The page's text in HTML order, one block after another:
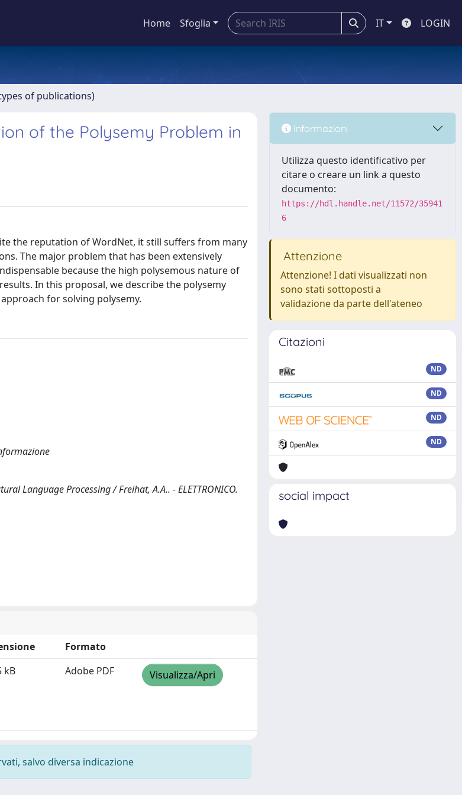
Home Sfoglia IT LOGIN
of publications)
of the Polysemy Problem in
the reputation of WordNet, it still suffers from many
The major problem that has been extensively
because the high polysemous nature of
In this proposal, we describe the polysemy
for solving polysemy.
Language Processing / Freihat, A.A.. - ELETTRONICO.
Formato
kB Adobe PDF Visualizza/Apri
salvo diversa indicazione
Informazioni
Utilizza questo identificativo per
citare o creare un link a questo
documento:
https://hdl.handle.net/11572/35941
6
Attenzione
Attenzione! I dati visualizzati non
sono stati sottoposti a
validazione da parte dell'ateneo
Citazioni
ND
ND
ND
ND
social impact